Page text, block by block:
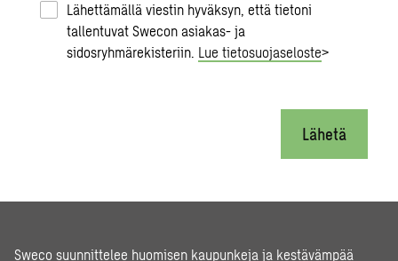
Lähettämällä viestin hyväksyn, että tietoni
tallentuvat Swecon asiakas- ja
sidosryhmärekisteriin. Lue tietosuojaseloste>
Lähetä
Sweco suunnittelee huomisen kaupunkeja ja kestävämpää